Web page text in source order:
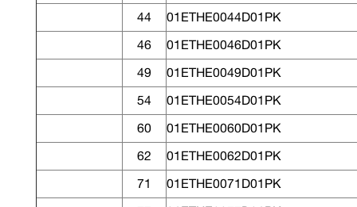
44
01ETHE0044D01PK
46
01ETHE0046D01PK
49
01ETHE0049D01PK
54
01ETHE0054D01PK
60
01ETHE0060D01PK
62
01ETHE0062D01PK
71
01ETHE0071D01PK